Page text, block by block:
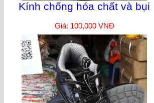
Kính chống hóa chất và bụi
Giá: 100,000 VNĐ